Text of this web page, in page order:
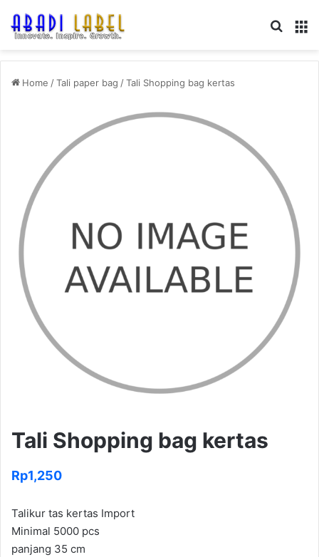
Home /Tali paper bag /Tali Shopping bag kertas
Tali Shopping bag kertas
Rp1,250
Talikur tas kertas Import
Minimal 5000 pcs
panjang 35 cm